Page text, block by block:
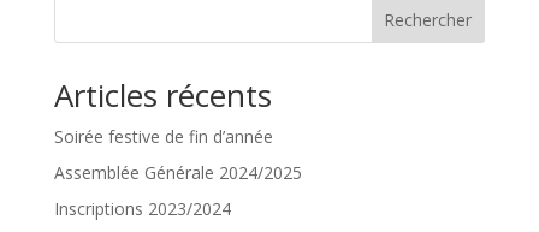
Rechercher
Articles récents
Soirée festive de fin d’année
Assemblée Générale 2024/2025
Inscriptions 2023/2024